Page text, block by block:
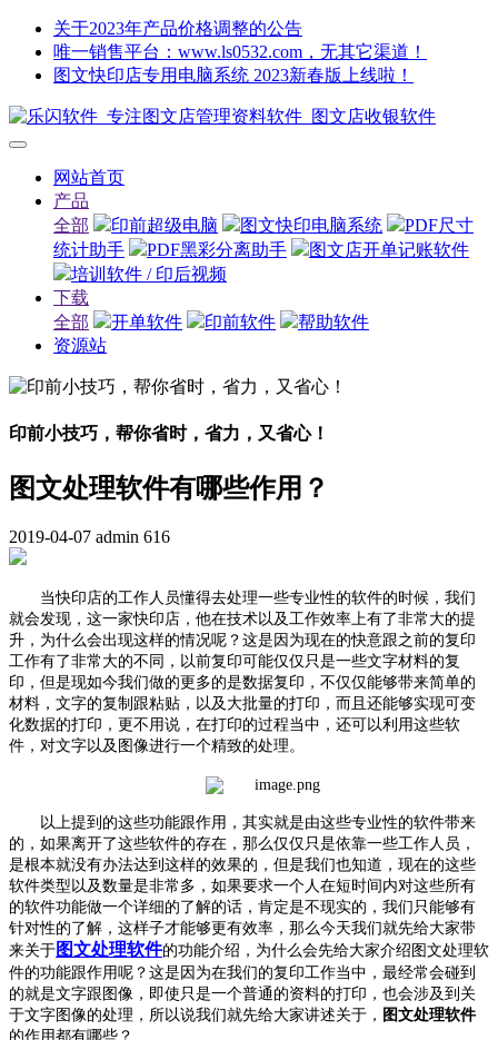
关于2023年产品价格调整的公告
唯一销售平台：www.ls0532.com，无其它渠道！
图文快印店专用电脑系统 2023新春版上线啦！
网站首页
产品
全部
印前超级电脑 图文快印电脑系统
PDF尺寸
统计助手
PDF黑彩分离助手
图文店开单记账软件
培训软件 / 印后视频
下载
全部
开单软件 印前软件
帮助软件
资源站
印前小技巧，帮你省时，省力，又省心！
图文处理软件有哪些作用？
2019-04-07 admin 616
当快印店的工作人员懂得去处理一些专业性的软件的时候，我们
就会发现，这一家快印店，他在技术以及工作效率上有了非常大的提
升，为什么会出现这样的情况呢？这是因为现在的快意跟之前的复印
工作有了非常大的不同，以前复印可能仅仅只是一些文字材料的复
印，但是现如今我们做的更多的是数据复印，不仅仅能够带来简单的
材料，文字的复制跟粘贴，以及大批量的打印，而且还能够实现可变
化数据的打印，更不用说，在打印的过程当中，还可以利用这些软
件，对文字以及图像进行一个精致的处理。
以上提到的这些功能跟作用，其实就是由这些专业性的软件带来
的，如果离开了这些软件的存在，那么仅仅只是依靠一些工作人员，
是根本就没有办法达到这样的效果的，但是我们也知道，现在的这些
软件类型以及数量是非常多，如果要求一个人在短时间内对这些所有
的软件功能做一个详细的了解的话，肯定是不现实的，我们只能够有
针对性的了解，这样子才能够更有效率，那么今天我们就先给大家带
来关于 图文处理软件的功能介绍，为什么会先给大家介绍图文处理软
件的功能跟作用呢？这是因为在我们的复印工作当中，最经常会碰到
的就是文字跟图像，即使只是一个普通的资料的打印，也会涉及到关
于文字图像的处理，所以说我们就先给大家讲述关于， 图文处理软件
的作用都有哪些？